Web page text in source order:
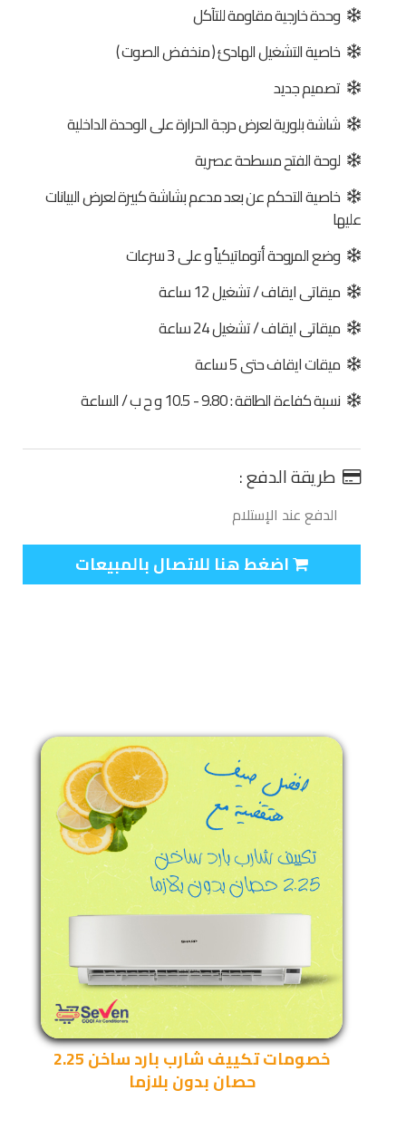
وحدة خارجية مقاومة للتآكل
خاصية التشغيل الهادئ ( منخفض الصوت )
تصميم جديد
شاشة بلورية لعرض درجة الحرارة على الوحدة الداخلية
لوحة الفتح مسطحة عصرية
خاصية التحكم عن بعد مدعم بشاشة كبيرة لعرض البيانات
عليها
وضع المروحة أتوماتيكياً و على 3 سرعات
ميقاتى ايقاف / تشغيل 12 ساعة
ميقاتى ايقاف / تشغيل 24 ساعة
ميقات ايقاف حتى 5 ساعة
نسبة كفاءة الطاقة : 9.80 - 10.5 و ح ب / الساعة
طريقة الدفع :
الدفع عند الإستلام
اضغط هنا للاتصال بالمبيعات
خصومات تكييف شارب بارد ساخن 2.25
حصان بدون بلازما